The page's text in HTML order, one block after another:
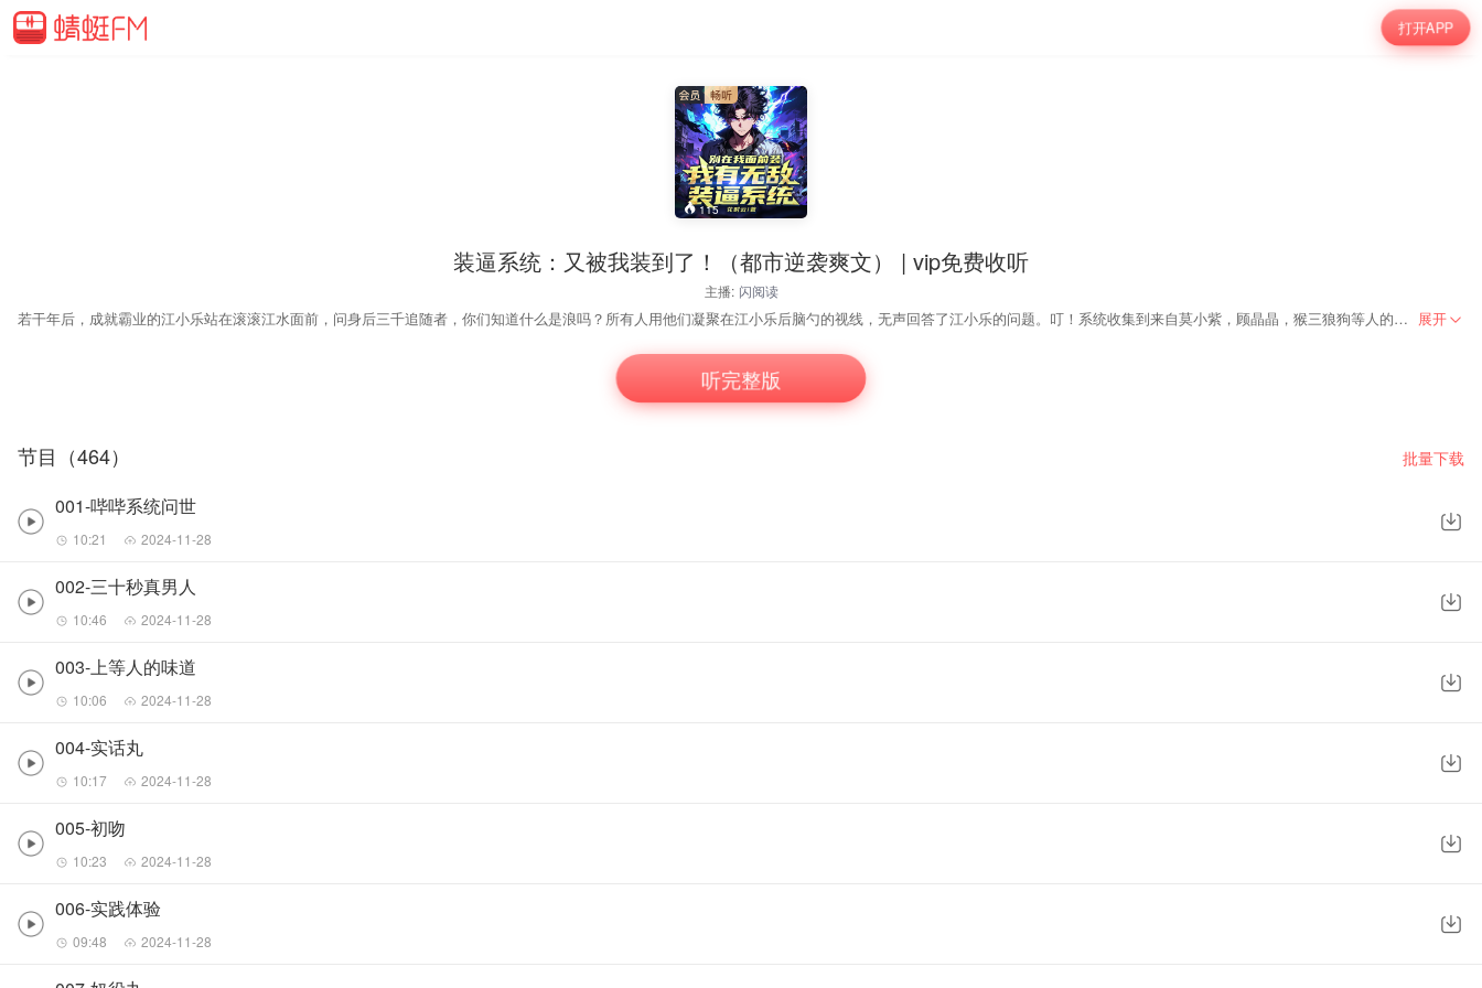
打开APP
115
装逼系统：又被我装到了！（都市逆袭爽文） | vip免费收听
主播: 闪阅读
若干年后，成就霸业的江小乐站在滚滚江水面前，问身后三千追随者，你们知道什么是浪吗？所有人用他们凝聚在江小乐后脑勺的视线，无声回答了江小乐的问题。叮！系统收集到来自莫小紫，顾晶晶，猴三狼狗等人的鄙视情绪值+250...... 展开
听完整版
节目（464） 批量下载
001-哔哔系统问世
10:21 2024-11-28
002-三十秒真男人
10:46 2024-11-28
003-上等人的味道
10:06 2024-11-28
004-实话丸
10:17 2024-11-28
005-初吻
10:23 2024-11-28
006-实践体验
09:48 2024-11-28